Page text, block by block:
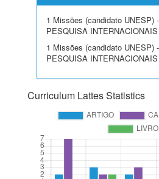
1 Missões (candidato UNESP)
PESQUISA
1 Missões (candidato UNESP)
PESQUISA
Curriculum Lattes Statistics